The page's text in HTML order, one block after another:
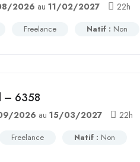
2026 au11/02/2027 22h
Freelance Natif : Non
– 6358
2026 au15/03/2027 22h
Freelance Natif : Non